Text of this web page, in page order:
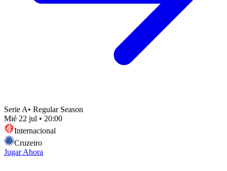
Serie A• Regular Season
Mié 22 jul • 20:00
Internacional
Cruzeiro
Jugar Ahora